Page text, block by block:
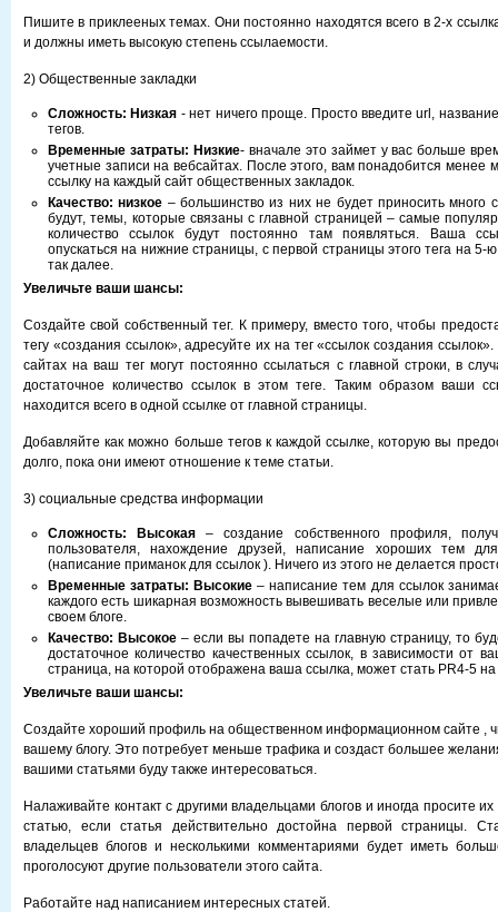
Пишите в приклееных темах. Они постоянно находятся всего в 2-х
и должны иметь высокую степень ссылаемости.
2) Общественные закладки
Сложность: Низкая - нет ничего проще. Просто введите url,
тегов.
Временные затраты: Низкие- вначале это займет у вас больше
учетные записи на вебсайтах. После этого, вам понадобится менее
ссылку на каждый сайт общественных закладок.
Качество: низкое – большинство из них не будет приносить много
будут, темы, которые связаны с главной страницей – самые
количество ссылок будут постоянно там появляться. Ваша
опускаться на нижние страницы, с первой страницы этого тега на
так далее.
Увеличьте ваши шансы:
Создайте свой собственный тег. К примеру, вместо того, чтобы
тегу «создания ссылок», адресуйте их на тег «ссылок создания
сайтах на ваш тег могут постоянно ссылаться с главной строки, в
достаточное количество ссылок в этом теге. Таким образом ваши
находится всего в одной ссылке от главной страницы.
Добавляйте как можно больше тегов к каждой ссылке, которую вы
долго, пока они имеют отношение к теме статьи.
3) социальные средства информации
Сложность: Высокая – создание собственного профиля,
пользователя, нахождение друзей, написание хороших тем
(написание приманок для ссылок ). Ничего из этого не делается
Временные затраты: Высокие – написание тем для ссылок
каждого есть шикарная возможность вывешивать веселые или
своем блоге.
Качество: Высокое – если вы попадете на главную страницу, то
достаточное количество качественных ссылок, в зависимости от
страница, на которой отображена ваша ссылка, может стать PR4-5
Увеличьте ваши шансы:
Создайте хороший профиль на общественном информационном сайте ,
вашему блогу. Это потребует меньше трафика и создаст большее
вашими статьями буду также интересоваться.
Налаживайте контакт с другими владельцами блогов и иногда просите
статью, если статья действительно достойна первой страницы.
владельцев блогов и несколькими комментариями будет иметь
проголосуют другие пользователи этого сайта.
Работайте над написанием интересных статей.